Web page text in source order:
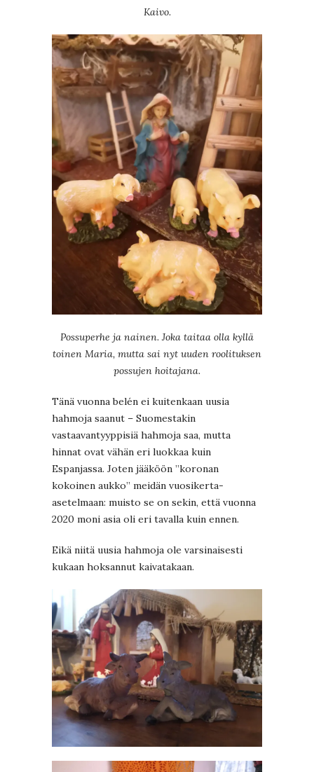
Kaivo.
Possuperhe ja nainen. Joka taitaa olla kyllä
toinen Maria, mutta sai nyt uuden roolituksen
possujen hoitajana.
Tänä vuonna belén ei kuitenkaan uusia
hahmoja saanut – Suomestakin
vastaavantyyppisiä hahmoja saa, mutta
hinnat ovat vähän eri luokkaa kuin
Espanjassa. Joten jääköön ”koronan
kokoinen aukko” meidän vuosikerta-
asetelmaan: muisto se on sekin, että vuonna
2020 moni asia oli eri tavalla kuin ennen.
Eikä niitä uusia hahmoja ole varsinaisesti
kukaan hoksannut kaivatakaan.